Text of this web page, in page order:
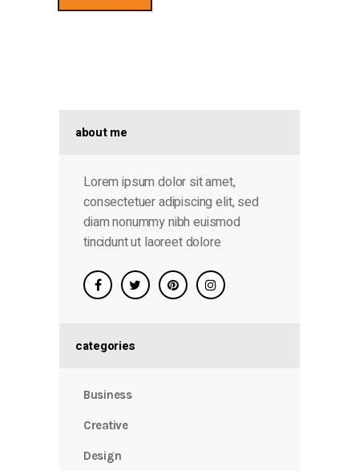
about me
Lorem ipsum dolor sit amet,
consectetuer adipiscing elit, sed
diam nonummy nibh euismod
tincidunt ut laoreet dolore
categories
Business
Creative
Design